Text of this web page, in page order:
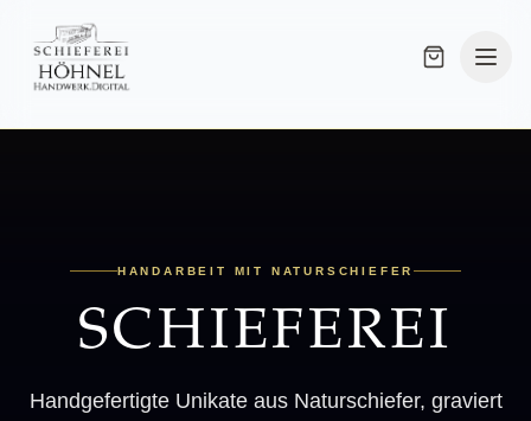
HANDARBEIT MIT NATURSCHIEFER
SCHIEFEREI
Handgefertigte Unikate aus Naturschiefer, graviert